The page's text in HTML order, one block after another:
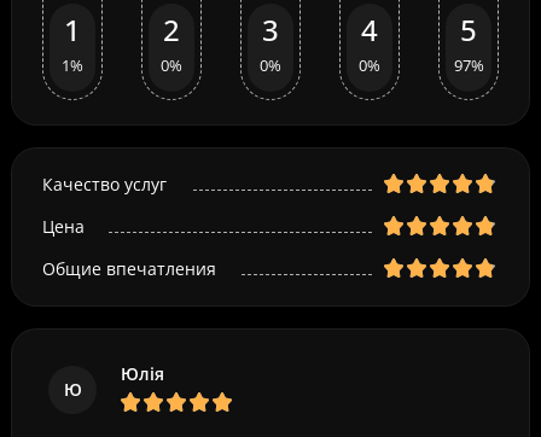
1
1%
2
0%
3
0%
4
0%
5
97%
Качество услуг
Цена
Общие впечатления
Ю
Юлія